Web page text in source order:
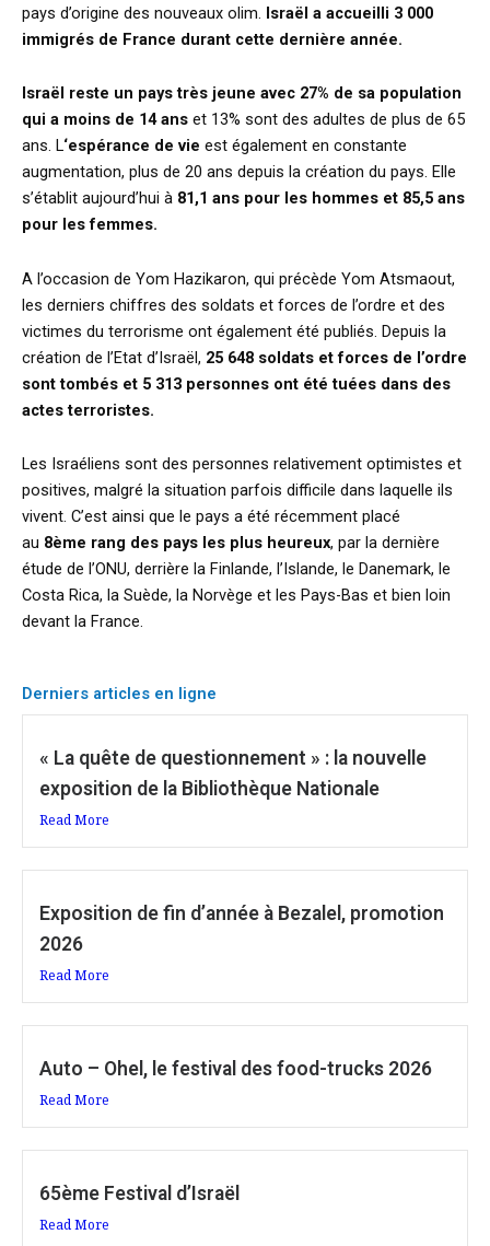
pays d’origine des nouveaux olim. Israël a accueilli 3 000
immigrés de France durant cette dernière année.
Israël reste un pays très jeune avec 27% de sa population
qui a moins de 14 ans et 13% sont des adultes de plus de 65
ans. L‘espérance de vie est également en constante
augmentation, plus de 20 ans depuis la création du pays. Elle
s’établit aujourd’hui à 81,1 ans pour les hommes et 85,5 ans
pour les femmes.
A l’occasion de Yom Hazikaron, qui précède Yom Atsmaout,
les derniers chiffres des soldats et forces de l’ordre et des
victimes du terrorisme ont également été publiés. Depuis la
création de l’Etat d’Israël, 25 648 soldats et forces de l’ordre
sont tombés et 5 313 personnes ont été tuées dans des
actes terroristes.
Les Israéliens sont des personnes relativement optimistes et
positives, malgré la situation parfois difficile dans laquelle ils
vivent. C’est ainsi que le pays a été récemment placé
au 8ème rang des pays les plus heureux, par la dernière
étude de l’ONU, derrière la Finlande, l’Islande, le Danemark, le
Costa Rica, la Suède, la Norvège et les Pays-Bas et bien loin
devant la France.
Derniers articles en ligne
« La quête de questionnement » : la nouvelle
exposition de la Bibliothèque Nationale
Read More
Exposition de fin d’année à Bezalel, promotion
2026
Read More
Auto – Ohel, le festival des food-trucks 2026
Read More
65ème Festival d’Israël
Read More